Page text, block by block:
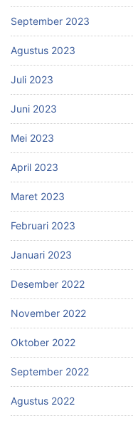
September 2023
Agustus 2023
Juli 2023
Juni 2023
Mei 2023
April 2023
Maret 2023
Februari 2023
Januari 2023
Desember 2022
November 2022
Oktober 2022
September 2022
Agustus 2022